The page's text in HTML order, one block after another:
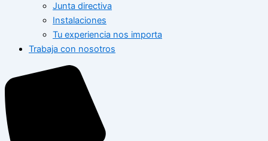
Junta directiva
Instalaciones
Tu experiencia nos importa
Trabaja con nosotros